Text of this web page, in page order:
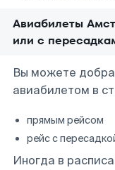
Авиабилеты
или с
Вы можете
авиабилетом в
прямым рейсом
рейс с
Иногда в